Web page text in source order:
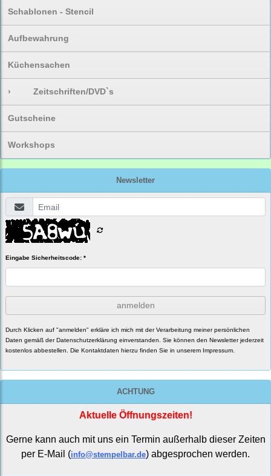
Schablonen - Stencil
Aufbewahrung
Küchensachen
› Zeitschriften/DVD`s
Gutscheine
Workshops
Newsletter
Eingabe Sicherheitscode: *
anmelden
Durch Klicken auf "anmelden" erkläre ich mich mit der Verarbeitung meiner persönlichen
Daten gemäß der Datenschutzerklärung einverstanden. Sie können den Newsletter jederzeit
kostenlos abbestellen. Die Kontaktdaten hierzu finden Sie in unserem Impressum.
ACHTUNG
Aktuelle Öffnungszeiten!
Gerne kann auch mit uns ein Termin außerhalb dieser Zeiten
per E-Mail (info@stempelbar.de) abgesprochen werden.